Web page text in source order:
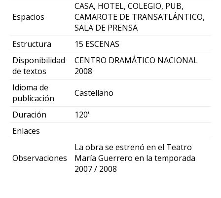
Espacios
CASA, HOTEL, COLEGIO, PUB,
CAMAROTE DE TRANSATLÁNTICO,
SALA DE PRENSA
Estructura
15 ESCENAS
Disponibilidad
de textos
CENTRO DRAMÁTICO NACIONAL
2008
Idioma de
publicación
Castellano
Duración
120'
Enlaces
Observaciones
La obra se estrenó en el Teatro
María Guerrero en la temporada
2007 / 2008